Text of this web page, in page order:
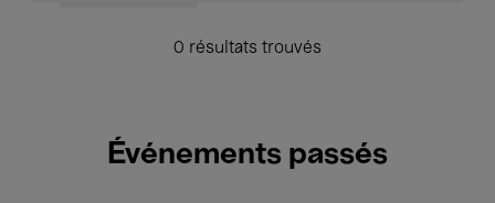
0 résultats trouvés
Événements passés